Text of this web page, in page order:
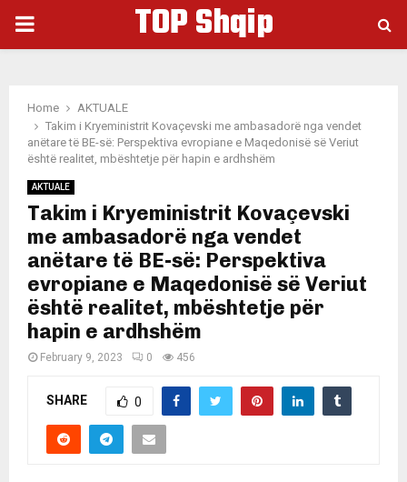
PRIMARY
TOP Shqip
Home
AKTUALE
Takim i Kryeministrit Kovaçevski me ambasadorë nga vendet
anëtare të BE-së: Perspektiva evropiane e Maqedonisë së Veriut
është realitet, mbështetje për hapin e ardhshëm
AKTUALE
Takim i Kryeministrit Kovaçevski
me ambasadorë nga vendet
anëtare të BE-së: Perspektiva
evropiane e Maqedonisë së Veriut
është realitet, mbështetje për
hapin e ardhshëm
February 9, 2023 0 456
SHARE 0